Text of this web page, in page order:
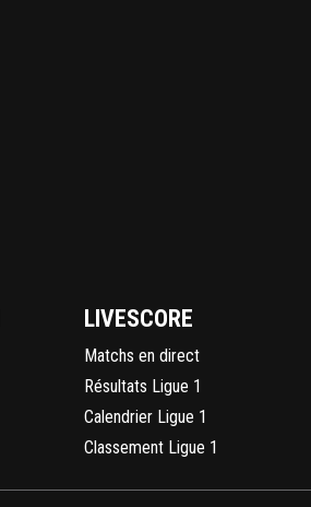
LIVESCORE
Matchs en direct
Résultats Ligue 1
Calendrier Ligue 1
Classement Ligue 1